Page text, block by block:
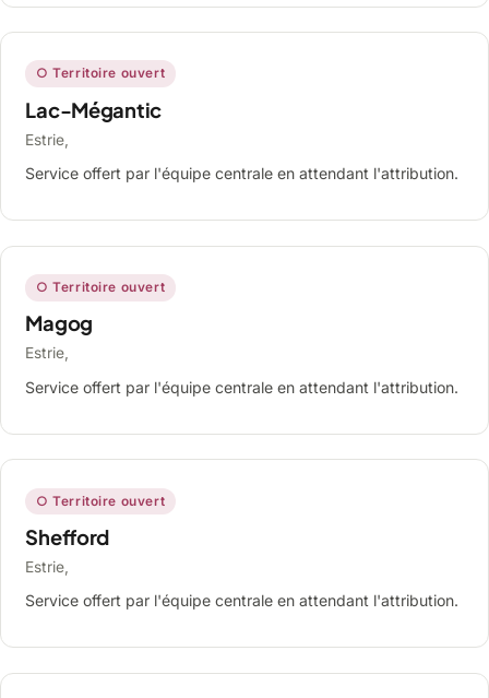
○ Territoire ouvert
Lac-Mégantic
Estrie,
Service offert par l'équipe centrale en attendant l'attribution.
○ Territoire ouvert
Magog
Estrie,
Service offert par l'équipe centrale en attendant l'attribution.
○ Territoire ouvert
Shefford
Estrie,
Service offert par l'équipe centrale en attendant l'attribution.